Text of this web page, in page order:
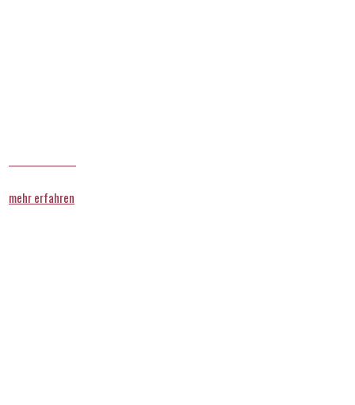
mehr erfahren